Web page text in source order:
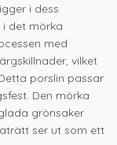
i dess
i det mörka
med
vilket
porslin passar
Den mörka
grönsaker
ser ut som ett